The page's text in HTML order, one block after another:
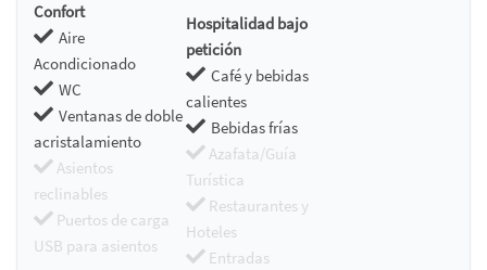
Confort
Aire
Acondicionado
WC
Ventanas de doble
acristalamiento
Asientos
reclinables
Puertos de carga
USB para asientos
Hospitalidad bajo
petición
Café y bebidas
calientes
Bebidas frías
Azafata/Guía
Turística
Restaurantes y
Hoteles
Entradas